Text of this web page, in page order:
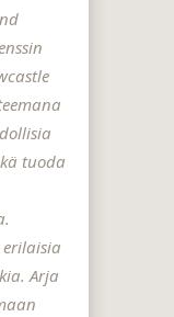
tuoda
Arja